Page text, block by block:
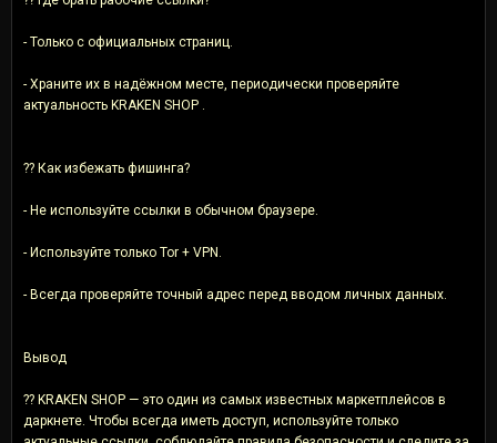
- Только с официальных страниц.
- Храните их в надёжном месте, периодически проверяйте
актуальность KRAKEN SHOP .
?? Как избежать фишинга?
- Не используйте ссылки в обычном браузере.
- Используйте только Tor + VPN.
- Всегда проверяйте точный адрес перед вводом личных данных.
Вывод
?? KRAKEN SHOP — это один из самых известных маркетплейсов в
даркнете. Чтобы всегда иметь доступ, используйте только